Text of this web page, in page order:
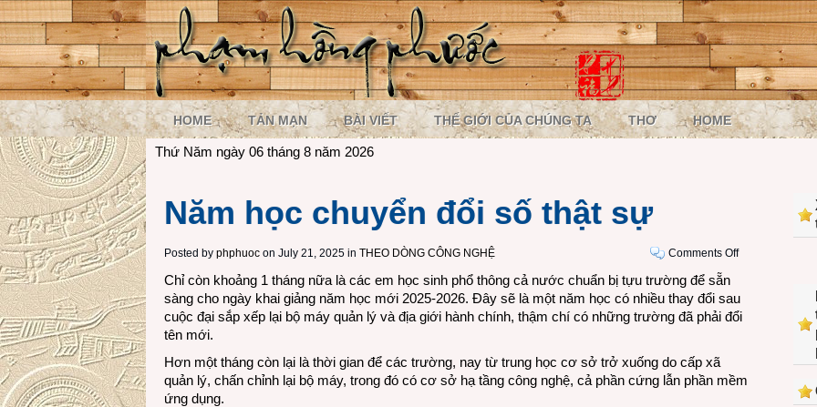
HOME TẢN MẠN BÀI VIẾT THẾ GIỚI CỦA CHÚNG TA THƠ HOME
Thứ Năm ngày 06 tháng 8 năm 2026
Năm học chuyển đổi số thật sự
Posted by phphuoc on July 21, 2025 in THEO DÒNG CÔNG NGHỆ Comments Offon
chuyển
đổi
sự
Chỉ còn khoảng 1 tháng nữa là các em học sinh phổ thông cả nước chuẩn bị tựu trường để sẵn
sàng cho ngày khai giảng năm học mới 2025-2026. Đây sẽ là một năm học có nhiều thay đổi sau
cuộc đại sắp xếp lại bộ máy quản lý và địa giới hành chính, thậm chí có những trường đã phải đổi
tên mới.
Hơn một tháng còn lại là thời gian để các trường, nay từ trung học cơ sở trở xuống do cấp xã
quản lý, chấn chỉnh lại bộ máy, trong đó có cơ sở hạ tầng công nghệ, cả phần cứng lẫn phần mềm
ứng dụng.